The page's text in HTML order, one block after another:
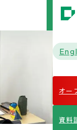
MENU
オー
資料